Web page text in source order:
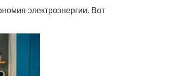
электроэнергии. Вот